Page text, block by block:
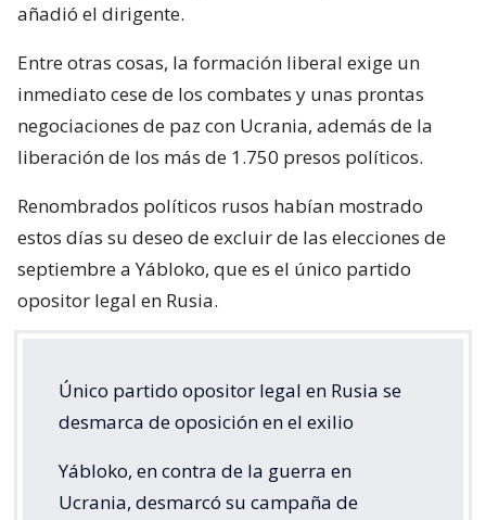
añadió el dirigente.
Entre otras cosas, la formación liberal exige un
inmediato cese de los combates y unas prontas
negociaciones de paz con Ucrania, además de la
liberación de los más de 1.750 presos políticos.
Renombrados políticos rusos habían mostrado
estos días su deseo de excluir de las elecciones de
septiembre a Yábloko, que es el único partido
opositor legal en Rusia.
Único partido opositor legal en Rusia se
desmarca de oposición en el exilio
Yábloko, en contra de la guerra en
Ucrania, desmarcó su campaña de